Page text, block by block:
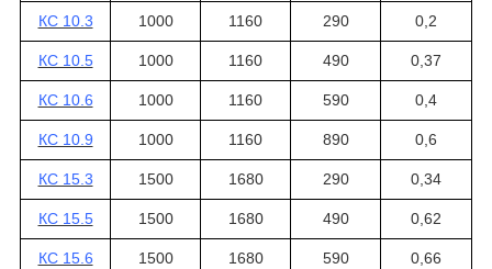
КС 10.3 1000 1160 290 0,2
КС 10.5 1000 1160 490 0,37
КС 10.6 1000 1160 590 0,4
КС 10.9 1000 1160 890 0,6
КС 15.3 1500 1680 290 0,34
КС 15.5 1500 1680 490 0,62
КС 15.6 1500 1680 590 0,66